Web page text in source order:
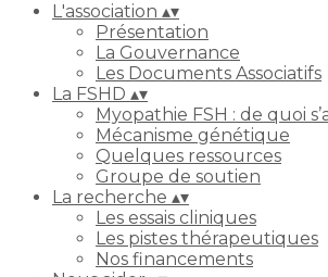
L'association ▴▾
Présentation
La Gouvernance
Les Documents Associatifs
La FSHD ▴▾
Myopathie FSH : de quoi
Mécanisme génétique
Quelques ressources
Groupe de soutien
La recherche ▴▾
Les essais cliniques
Les pistes thérapeutiques
Nos financements